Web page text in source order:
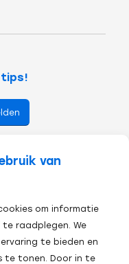
van
om informatie
raadplegen. We
te bieden en
te tonen. Door in te
tips!